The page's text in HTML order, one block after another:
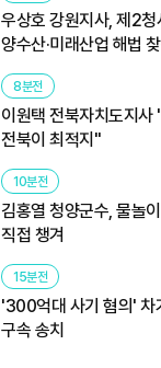
우상호 강원지사, 제2청
양수산·미래산업 해법
8분전
이원택 전북자치도지
전북이 최적지"
10분전
김홍열 청양군수, 물놀
직접 챙겨
15분전
'300억대 사기 혐의' 차
구속 송치